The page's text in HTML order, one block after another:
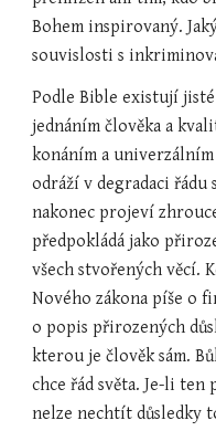
Bohem inspirovaný.
souvislosti s
Podle Bible existují
jednáním člověka a
konáním a univerzálním
odráží v degradaci řádu
nakonec projeví
předpokládá jako
všech stvořených věcí.
Nového zákona píše o
o popis přirozených
kterou je člověk sám.
chce řád světa. Je-li ten
nelze nechtít důsledky